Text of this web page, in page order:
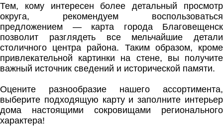
Тем, кому интересен более детальный просмотр
округа, рекомендуем воспользоваться
предложением — карта города Благовещенск
позволит разглядеть все мельчайшие детали
столичного центра района. Таким образом, кроме
привлекательной картинки на стене, вы получите
важный источник сведений и исторической памяти.
Оцените разнообразие нашего ассортимента,
выберите подходящую карту и заполните интерьер
дома настоящими сокровищами регионального
характера!